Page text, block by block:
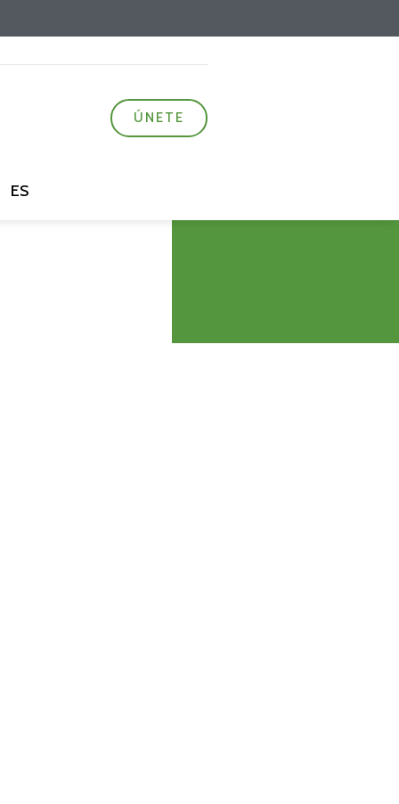
ÚNETE
ES